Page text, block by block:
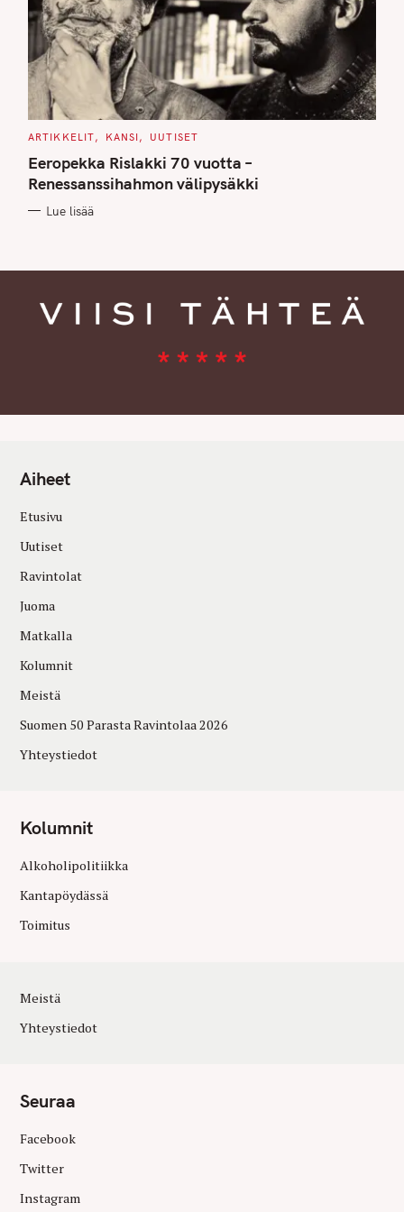
C
T
E
G
O
I
ARTIKKELIT KANSI UUTISET
Eeropekka Rislakki 70 vuotta –
Renessanssihahmon välipysäkki
Lue lisää
Aiheet
Etusivu
Uutiset
Ravintolat
Juoma
Matkalla
Kolumnit
Meistä
Suomen 50 Parasta Ravintolaa 2026
Yhteystiedot
Kolumnit
Alkoholipolitiikka
Kantapöydässä
Toimitus
Meistä
Yhteystiedot
Seuraa
Facebook
Twitter
Instagram